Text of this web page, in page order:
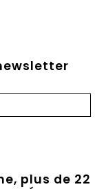
plus de 22